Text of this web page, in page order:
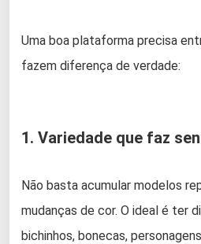
Uma boa plataforma precisa
fazem diferença de verdade:
1. Variedade que faz
Não basta acumular modelos
mudanças de cor. O ideal é ter
bichinhos, bonecas,